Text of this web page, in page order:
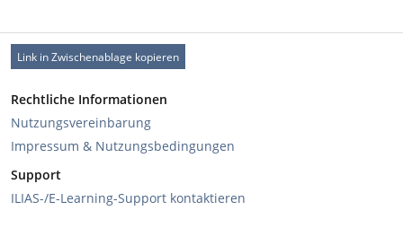
Link in Zwischenablage kopieren
Rechtliche Informationen
Nutzungsvereinbarung
Impressum & Nutzungsbedingungen
Support
ILIAS-/E-Learning-Support kontaktieren